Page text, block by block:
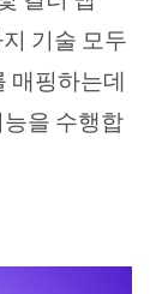
기술 모두
매핑하는데
을 수행합